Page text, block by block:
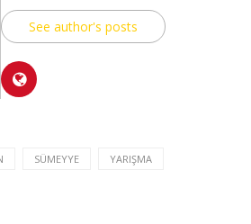
See author's posts
SÜMEYYE YARIŞMA